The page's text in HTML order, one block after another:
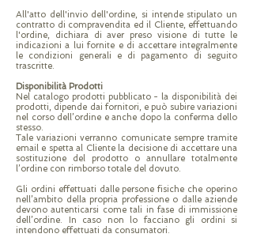
All'atto dell'invio dell'ordine, si intende stipulato un
contratto di compravendita ed il Cliente, effettuando
l'ordine, dichiara di aver preso visione di tutte le
indicazioni a lui fornite e di accettare integralmente
le condizioni generali e di pagamento di seguito
trascritte.
Disponibilità Prodotti
Nel catalogo prodotti pubblicato - la disponibilità dei
prodotti, dipende dai fornitori, e può subire variazioni
nel corso dell’ordine e anche dopo la conferma dello
stesso.
Tale variazioni verranno comunicate sempre tramite
email e spetta al Cliente la decisione di accettare una
sostituzione del prodotto o annullare totalmente
l’ordine con rimborso totale del dovuto.
Gli ordini effettuati dalle persone fisiche che operino
nell’ambito della propria professione o dalle aziende
devono autenticarsi come tali in fase di immissione
dell’ordine. In caso non lo facciano gli ordini si
intendono effettuati da consumatori.